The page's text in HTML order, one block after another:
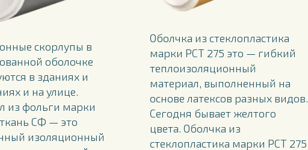
скорлупы в
оболочке
в зданиях и
и на улице.
из фольги марки
СФ — это
изоляционный
Оболчка из стеклопластика
марки РСТ 275 это — гибкий
теплоизоляционный
материал, выполненный на
основе латексов разных видов.
Сегодня бывает желтого
цвета. Оболчка из
стеклопластика марки РСТ 275